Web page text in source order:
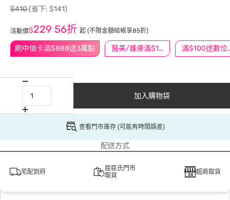
刷中信卡滿$888送3萬點 醫美/護膚滿$1200送$200 滿
$410(省下: $141)
活動價$229 56折 起 (不限金額結帳享85折)
加入購物袋
查看門市庫存 (可能有時間誤差)
配送方式
宅配到府
屈臣氏門市
取貨
超商取貨